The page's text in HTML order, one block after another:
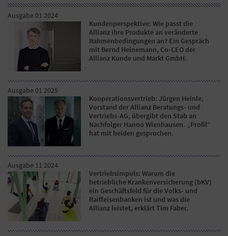
Ausgabe 01 2024
Kundenperspektive: Wie passt die
Allianz ihre Produkte an veränderte
Rahmenbedingungen an? Ein Gespräch
mit Bernd Heinemann, Co-CEO der
Allianz Kunde und Markt GmbH.
Ausgabe 01 2025
Kooperationsvertrieb: Jürgen Heinle,
Vorstand der Allianz Beratungs- und
Vertriebs-AG, übergibt den Stab an
Nachfolger Hanno Wienhausen. „Profil“
hat mit beiden gesprochen.
Ausgabe 11 2024
Vertriebsimpuls: Warum die
betriebliche Krankenversicherung (bKV)
ein Geschäftsfeld für die Volks- und
Raiffeisenbanken ist und was die
Allianz leistet, erklärt Tim Faber.